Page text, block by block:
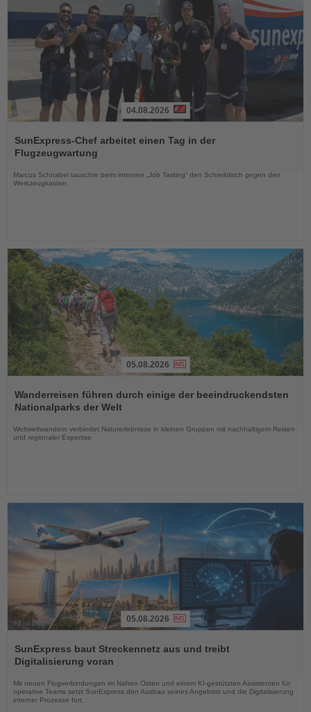
Sie
die
Nachrichten
04.08.2026
SunExpress-Chef arbeitet einen Tag in der
Flugzeugwartung
Marcus Schnabel tauschte beim internen „Job Tasting“ den Schreibtisch gegen den
Werkzeugkasten
Sie
die
Nachrichten
05.08.2026
Wanderreisen führen durch einige der beeindruckendsten
Nationalparks der Welt
Weltweitwandern verbindet Naturerlebnisse in kleinen Gruppen mit nachhaltigem Reisen
und regionaler Expertise
Sie
die
Nachrichten
05.08.2026
SunExpress baut Streckennetz aus und treibt
Digitalisierung voran
Mit neuen Flugverbindungen im Nahen Osten und einem KI-gestützten Assistenten für
operative Teams setzt SunExpress den Ausbau seines Angebots und die Digitalisierung
interner Prozesse fort.